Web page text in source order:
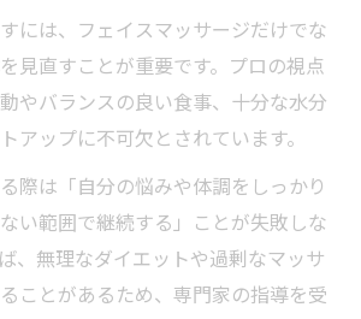
には、フェイスマッサージだけでな
見直すことが重要です。プロの視点
やバランスの良い食事、十分な水分
アップに不可欠とされています。
際は「自分の悩みや体調をしっかり
い範囲で継続する」ことが失敗しな
、無理なダイエットや過剰なマッサ
ことがあるため、専門家の指導を受